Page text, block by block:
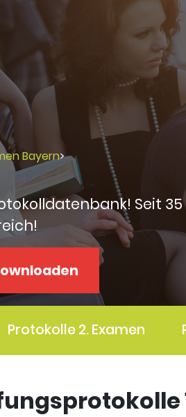
Bayern>
Seit
Protokolle 2. Examen